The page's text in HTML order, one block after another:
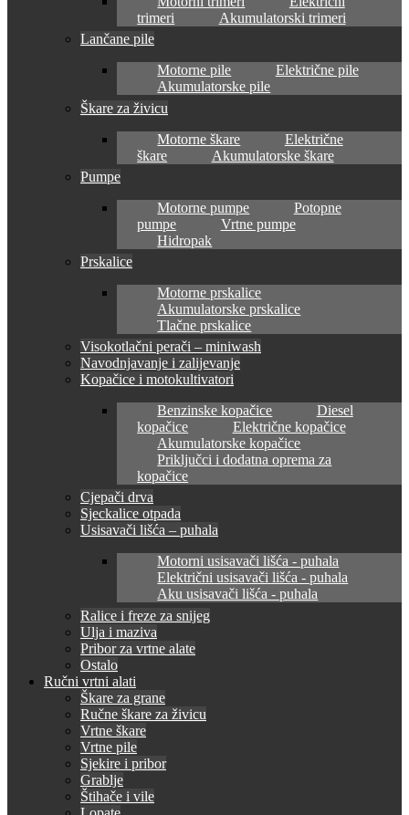
trimeri
Akumulatorski trimeri
Lančane pile
Motorne pile
Električne pile
Akumulatorske pile
Škare za živicu
Motorne škare
Električne
škare
Akumulatorske škare
Pumpe
Motorne pumpe
Potopne
pumpe
Vrtne pumpe
Hidropak
Prskalice
Motorne prskalice
Akumulatorske prskalice
Tlačne prskalice
Visokotlačni perači – miniwash
Navodnjavanje i zalijevanje
Kopačice i motokultivatori
Benzinske kopačice
Diesel
kopačice
Električne kopačice
Akumulatorske kopačice
Priključci i dodatna oprema za
kopačice
Cjepači drva
Sjeckalice otpada
Usisavači lišća – puhala
Motorni usisavači lišća - puhala
Električni usisavači lišća - puhala
Aku usisavači lišća - puhala
Ralice i freze za snijeg
Ulja i maziva
Pribor za vrtne alate
Ostalo
Ručni vrtni alati
Škare za grane
Ručne škare za živicu
Vrtne škare
Vrtne pile
Sjekire i pribor
Grablje
Štihače i vile